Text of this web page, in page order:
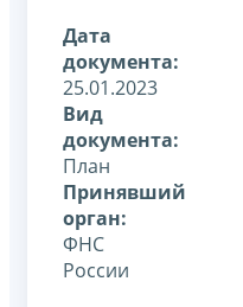
Дата
документа:
25.01.2023
Вид
документа:
План
Принявший
орган:
ФНС
России